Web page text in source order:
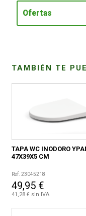
Ofertas
TAMBIÉN TE
TAPA WC INODORO
47X39X5 CM
Ref. 23045218
49,95 €
41,28 € sin IVA